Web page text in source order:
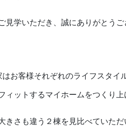
見学いただき、誠にありがとうご
はお客様それぞれのライフスタ
ィットするマイホームをつくり上
きさも違う２棟を見比べていた